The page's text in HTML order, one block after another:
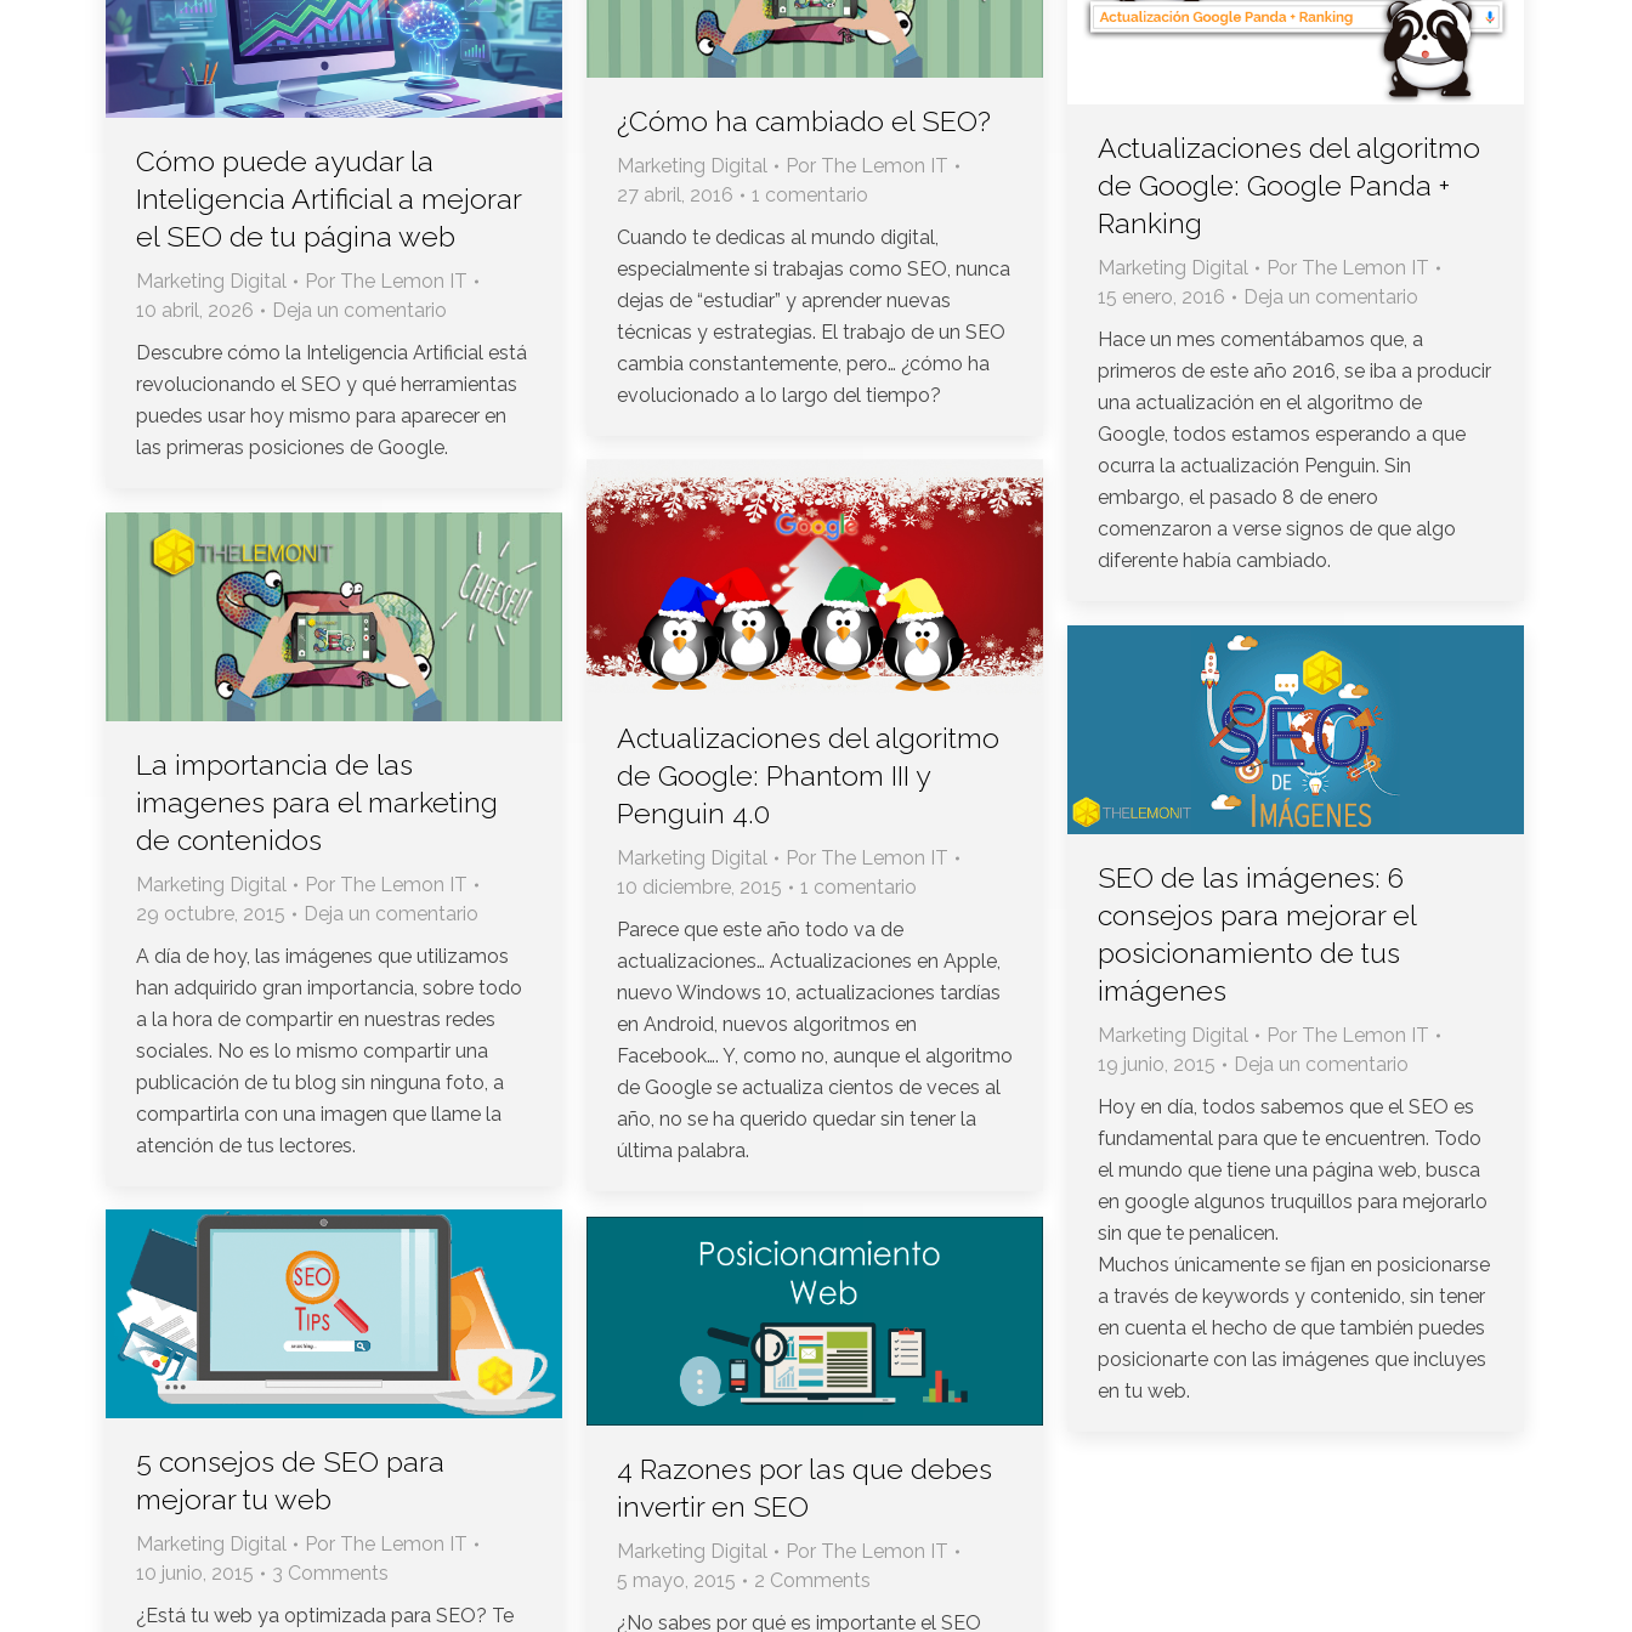
Cómo puede ayudar la
Inteligencia Artificial a mejorar
el SEO de tu página web
Marketing Digital Por The Lemon IT
10 abril, 2026
Deja un comentario
Descubre cómo la Inteligencia Artificial está
revolucionando el SEO y qué herramientas
puedes usar hoy mismo para aparecer en
las primeras posiciones de Google.
¿Cómo ha cambiado el SEO?
Marketing Digital Por The Lemon IT
27 abril, 2016
1 comentario
Cuando te dedicas al mundo digital,
especialmente si trabajas como SEO, nunca
dejas de “estudiar” y aprender nuevas
técnicas y estrategias. El trabajo de un SEO
cambia constantemente, pero… ¿cómo ha
evolucionado a lo largo del tiempo?
Actualizaciones del algoritmo
de Google: Google Panda +
Ranking
Marketing Digital Por The Lemon IT
15 enero, 2016
Deja un comentario
Hace un mes comentábamos que, a
primeros de este año 2016, se iba a producir
una actualización en el algoritmo de
Google, todos estamos esperando a que
ocurra la actualización Penguin. Sin
embargo, el pasado 8 de enero
comenzaron a verse signos de que algo
diferente había cambiado.
Actualizaciones del algoritmo
de Google: Phantom III y
Penguin 4.0
Marketing Digital Por The Lemon IT
10 diciembre, 2015
1 comentario
Parece que este año todo va de
actualizaciones… Actualizaciones en Apple,
nuevo Windows 10, actualizaciones tardías
en Android, nuevos algoritmos en
Facebook…. Y, como no, aunque el algoritmo
de Google se actualiza cientos de veces al
año, no se ha querido quedar sin tener la
última palabra.
La importancia de las
imagenes para el marketing
de contenidos
Marketing Digital Por The Lemon IT
29 octubre, 2015
Deja un comentario
A día de hoy, las imágenes que utilizamos
han adquirido gran importancia, sobre todo
a la hora de compartir en nuestras redes
sociales. No es lo mismo compartir una
publicación de tu blog sin ninguna foto, a
compartirla con una imagen que llame la
atención de tus lectores.
SEO de las imágenes: 6
consejos para mejorar el
posicionamiento de tus
imágenes
Marketing Digital Por The Lemon IT
19 junio, 2015
Deja un comentario
Hoy en día, todos sabemos que el SEO es
fundamental para que te encuentren. Todo
el mundo que tiene una página web, busca
en google algunos truquillos para mejorarlo
sin que te penalicen.
Muchos únicamente se fijan en posicionarse
a través de keywords y contenido, sin tener
en cuenta el hecho de que también puedes
posicionarte con las imágenes que incluyes
en tu web.
5 consejos de SEO para
mejorar tu web
Marketing Digital Por The Lemon IT
10 junio, 2015
3 Comments
¿Está tu web ya optimizada para SEO? Te
4 Razones por las que debes
invertir en SEO
Marketing Digital Por The Lemon IT
5 mayo, 2015
2 Comments
¿No sabes por qué es importante el SEO